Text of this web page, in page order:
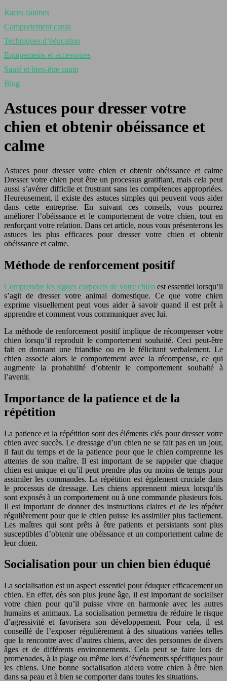
Races canines
Comportement canin
Techniques d’éducation
Equipements et accessoires
Santé et bien-être canin
Blog
Astuces pour dresser votre
chien et obtenir obéissance et
calme
Astuces pour dresser votre chien et obtenir obéissance et calme
Dresser votre chien peut être un processus gratifiant, mais cela peut
aussi s’avérer difficile et frustrant sans les compétences appropriées.
Heureusement, il existe des astuces simples qui peuvent vous aider
dans cette entreprise. En suivant ces conseils, vous pourrez
améliorer l’obéissance et le comportement de votre chien, tout en
renforçant votre relation. Dans cet article, nous vous présenterons les
astuces les plus efficaces pour dresser votre chien et obtenir
obéissance et calme.
Méthode de renforcement positif
Comprendre les signes corporels de votre chien est essentiel lorsqu’il
s’agit de dresser votre animal domestique. Ce que votre chien
exprime visuellement peut vous aider à savoir quand il est prêt à
apprendre et comment vous communiquer avec lui.
La méthode de renforcement positif implique de récompenser votre
chien lorsqu’il reproduit le comportement souhaité. Ceci peut-être
fait en donnant une friandise ou en le félicitant verbalement. Le
chien associe alors le comportement avec la récompense, ce qui
augmente la probabilité d’obtenir le comportement souhaité à
l’avenir.
Importance de la patience et de la
répétition
La patience et la répétition sont des éléments clés pour dresser votre
chien avec succès. Le dressage d’un chien ne se fait pas en un jour,
il faut du temps et de la patience pour que le chien comprenne les
attentes de son maître. Il est important de se rappeler que chaque
chien est unique et qu’il peut prendre plus ou moins de temps pour
assimiler les commandes. La répétition est également cruciale dans
le processus de dressage. Les chiens apprennent mieux lorsqu’ils
sont exposés à un comportement ou à une commande plusieurs fois.
Il est important de donner des instructions claires et de les répéter
régulièrement pour que le chien puisse les assimiler plus facilement.
Les maîtres qui sont prêts à être patients et persistants sont plus
susceptibles d’obtenir une obéissance et un comportement calme de
leur chien.
Socialisation pour un chien bien éduqué
La socialisation est un aspect essentiel pour éduquer efficacement un
chien. En effet, dès son plus jeune âge, il est important de socialiser
votre chien pour qu’il puisse vivre en harmonie avec les autres
humains et animaux. La socialisation permettra de réduire le risque
d’agressivité et favorisera son développement. Pour cela, il est
conseillé de l’exposer régulièrement à des situations variées telles
que la rencontre avec d’autres chiens, avec des personnes de divers
âges et de différents environnements. Cela peut se faire lors de
promenades, à la plage ou même lors d’événements spécifiques pour
les chiens. Une bonne socialisation aidera votre chien à être bien
dans sa peau et à bien se comporter dans toutes les situations.